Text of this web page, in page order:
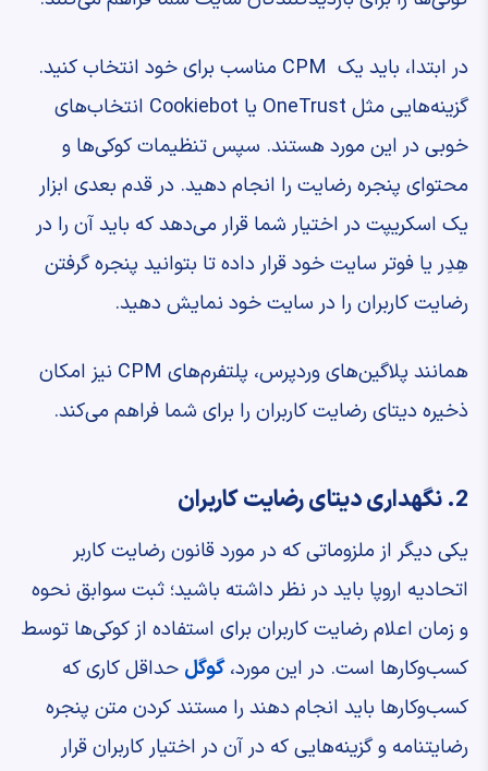
در ابتدا، باید یک CPM مناسب برای خود انتخاب کنید.
گزینه‌هایی مثل OneTrust یا Cookiebot انتخاب‌های
خوبی در این مورد هستند. سپس تنظیمات کوکی‌ها و
محتوای پنجره رضایت را انجام دهید. در قدم بعدی ابزار
یک اسکریپت در اختیار شما قرار می‌دهد که باید آن را در
هِدِر یا فوتر سایت خود قرار داده تا بتوانید پنجره گرفتن
رضایت کاربران را در سایت خود نمایش دهید.
همانند پلاگین‌های وردپرس، پلتفرم‌های CPM نیز امکان
ذخیره دیتای رضایت کاربران را برای شما فراهم می‌کند.
2. نگهداری دیتای رضایت کاربران
یکی دیگر از ملزوماتی که در مورد قانون رضایت کاربر
اتحادیه اروپا باید در نظر داشته باشید؛ ثبت سوابق نحوه
و زمان اعلام رضایت کاربران برای استفاده از کوکی‌ها توسط
کسب‌وکارها است. در این مورد،‌گوگلحداقل کاری که
کسب‌وکارها باید انجام دهند را مستند کردن متن پنجره
رضایتنامه و گزینه‌هایی که در آن در اختیار کاربران قرار